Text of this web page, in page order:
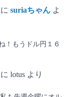
に suriaちゃん よ
！もうドル円１６
に lotus より